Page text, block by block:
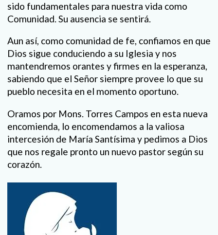
sido fundamentales para nuestra vida como
Comunidad. Su ausencia se sentirá.
Aun así, como comunidad de fe, confiamos en que
Dios sigue conduciendo a su Iglesia y nos
mantendremos orantes y firmes en la esperanza,
sabiendo que el Señor siempre provee lo que su
pueblo necesita en el momento oportuno.
Oramos por Mons. Torres Campos en esta nueva
encomienda, lo encomendamos a la valiosa
intercesión de María Santísima y pedimos a Dios
que nos regale pronto un nuevo pastor según su
corazón.